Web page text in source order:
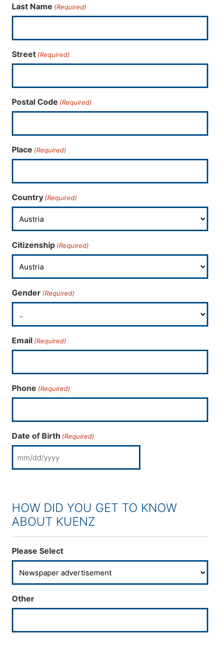
Last Name (Required)
Street (Required)
Postal Code (Required)
Place (Required)
Country (Required)
Citizenship (Required)
Gender (Required)
Email (Required)
Phone (Required)
Date of Birth (Required)
MM slash DD slash YYYY
HOW DID YOU GET TO KNOW
ABOUT KUENZ
Please Select
Other